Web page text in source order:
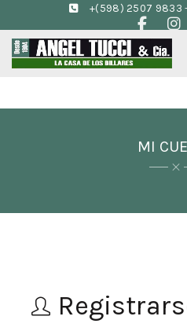
+(598) 2507 9833 -
MI